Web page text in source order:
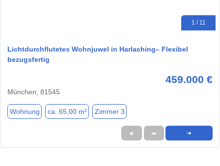
1 / 11
Lichtdurchflutetes Wohnjuwel in Harlaching– Flexibel
bezugsfertig
459.000 €
München, 81545
Wohnung ca. 65,00 m² Zimmer 3
★ ➦ ➜